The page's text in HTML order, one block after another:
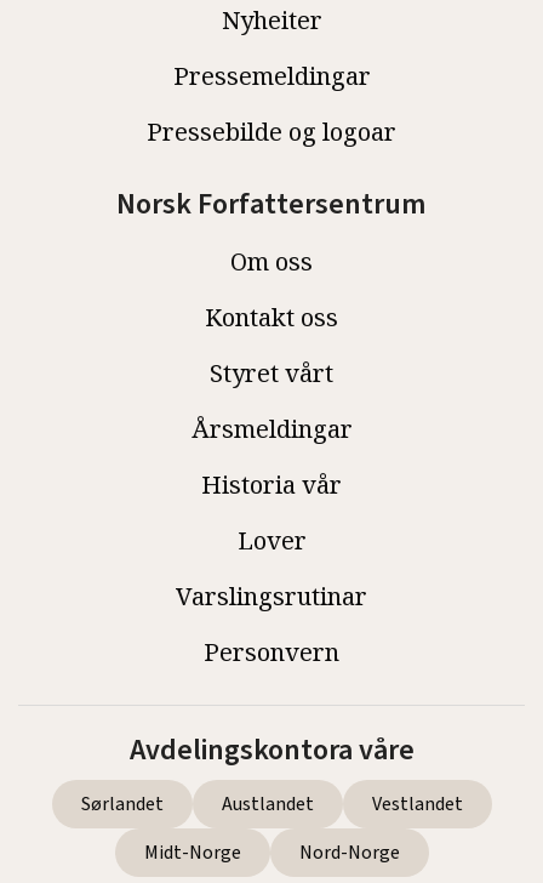
Nyheiter
Pressemeldingar
Pressebilde og logoar
Norsk Forfattersentrum
Om oss
Kontakt oss
Styret vårt
Årsmeldingar
Historia vår
Lover
Varslingsrutinar
Personvern
Avdelingskontora våre
Sørlandet Austlandet
Vestlandet
Midt-Norge
Nord-Norge